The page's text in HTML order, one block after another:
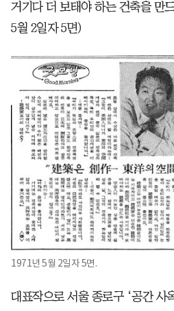
거기다 더 보태야 하는 건축을 만
5월 2일자 5면)
1971년 5월 2일자 5면.
대표작으로 서울 종로구 ‘공간 사